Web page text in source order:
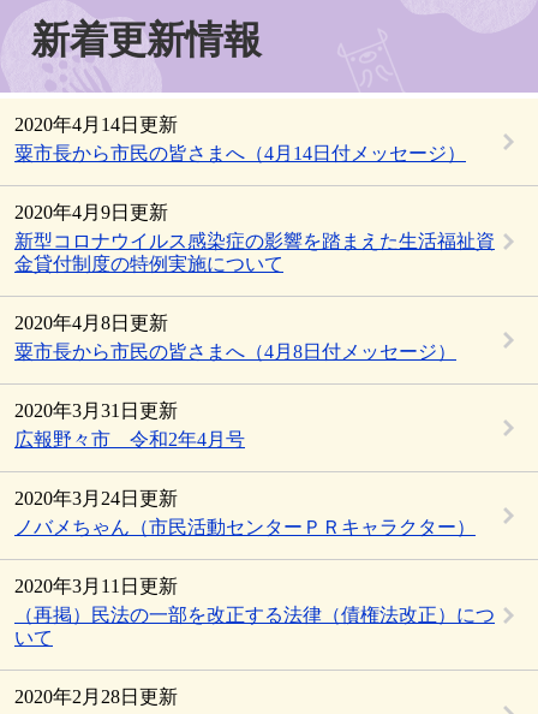
新着更新情報
2020年4月14日更新
粟市長から市民の皆さまへ（4月14日付メッセージ）
2020年4月9日更新
新型コロナウイルス感染症の影響を踏まえた生活福祉資
金貸付制度の特例実施について
2020年4月8日更新
粟市長から市民の皆さまへ（4月8日付メッセージ）
2020年3月31日更新
広報野々市 令和2年4月号
2020年3月24日更新
ノバメちゃん（市民活動センターＰＲキャラクター）
2020年3月11日更新
（再掲）民法の一部を改正する法律（債権法改正）につ
いて
2020年2月28日更新